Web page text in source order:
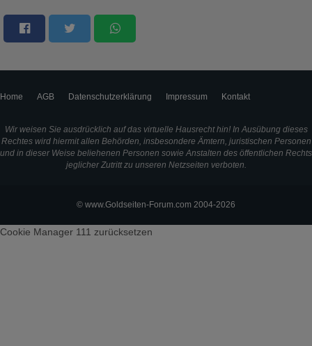
Home AGB Datenschutzerklärung Impressum Kontakt
Wir weisen Sie ausdrücklich auf das virtuelle Hausrecht hin! In Ausübung dieses
Rechtes wird hiermit allen Behörden, insbesondere Ämtern, juristischen Personen
und in dieser Weise beliehenen Personen sowie Anstalten des öffentlichen Rechts
jeglicher Zutritt zu unseren Netzseiten verboten.
© www.Goldseiten-Forum.com 2004-2026
Cookie Manager 111 zurücksetzen